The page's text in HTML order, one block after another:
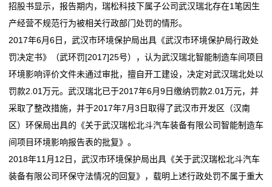
招股书显示，报告期内，瑞松科技下属子公司武汉瑞北存在1笔因生
产经营不规范行为被相关行政部门处罚的情形。
2017年6月6日，武汉市环境保护局出具《武汉市环境保护局行政处
罚决定书》（武环罚[2017]25号），认为武汉瑞北智能制造车间项目
环境影响评价文件未通过审批，擅自开工建设，决定对武汉瑞北处以
罚款2.01万元。武汉瑞北已于2017年6月9日缴纳罚款2.01万元，并
采取了整改措施，并于2017年7月3日取得了武汉市开发区（汉南
区）环保局出具的《关于武汉瑞松北斗汽车装备有限公司智能制造车
间项目环境影响报告表的批复》。
2018年11月12日，武汉市环境保护局出具《关于武汉瑞松北斗汽车
装备有限公司环保守法情况的回复》，载明上述行政处罚不属于重大